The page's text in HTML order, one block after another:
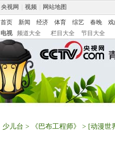
央视网 视频 网站地图
首页 新闻 经济 体育 综艺 春晚 戏
电视
频道大全 栏目大全 节目大全
少儿台 > 《巴布工程师》 > [动漫世